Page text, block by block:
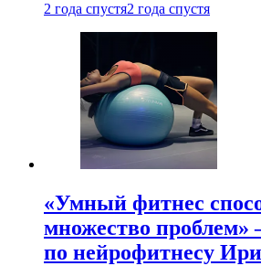
2 года спустя2 года спустя
«Умный фитнес
множество проблем»
по нейрофитнесу